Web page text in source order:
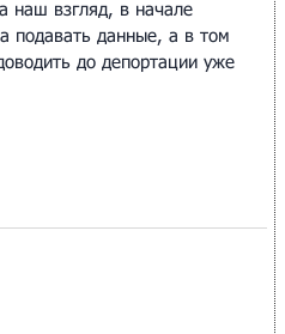
наш взгляд, в начале
подавать данные, а в том
до депортации уже